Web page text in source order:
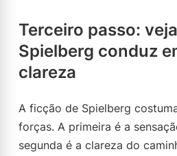
Terceiro passo:
Spielberg conduz
clareza
A ficção de Spielberg
forças. A primeira é a
segunda é a clareza do